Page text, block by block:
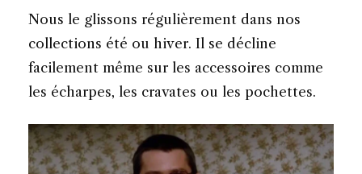
Nous le glissons régulièrement dans nos
collections été ou hiver. Il se décline
facilement même sur les accessoires comme
les écharpes, les cravates ou les pochettes.